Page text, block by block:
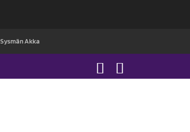
Sysmän Akka